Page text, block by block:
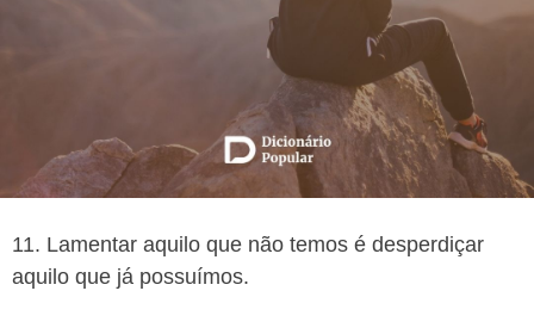
11. Lamentar aquilo que não temos é desperdiçar
aquilo que já possuímos.